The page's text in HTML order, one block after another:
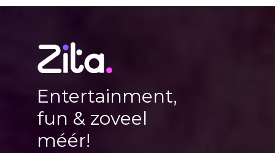
Entertainment,
fun & zoveel
méér!